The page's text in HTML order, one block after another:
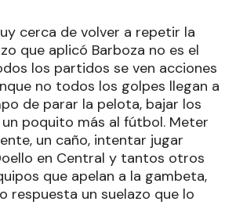
cerca de volver a repetir la
que aplicó Barboza no es el
los partidos se ven acciones
no todos los golpes llegan a
de parar la pelota, bajar los
poquito más al fútbol. Meter
un caño, intentar jugar
en Central y tantos otros
que apelan a la gambeta,
respuesta un suelazo que lo